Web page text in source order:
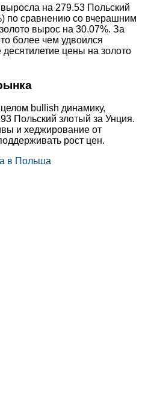
на 279.53 Польский
по сравнению со вчерашним
вырос на 30.07%. За
более чем удвоился
цены на золото
bullish динамику,
Польский злотый за Унция.
и хеджирование от
рост цен.
в Польша